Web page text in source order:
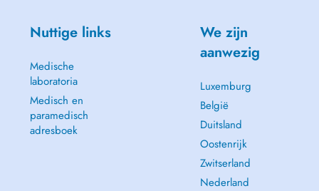
Nuttige links
Medische
laboratoria
Medisch en
paramedisch
adresboek
We zijn
aanwezig
Luxemburg
België
Duitsland
Oostenrijk
Zwitserland
Nederland